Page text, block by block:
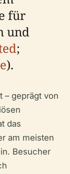
für
und
;
).
– geprägt von
das
am meisten
Besucher